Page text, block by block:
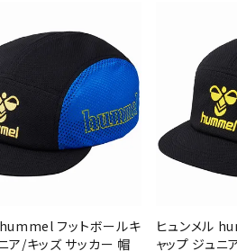
ソックス
その他アクセサリー
そ
フットボールキ
ア/キッズ サッカー 帽
ヒュンメル
ャップ ジュニ